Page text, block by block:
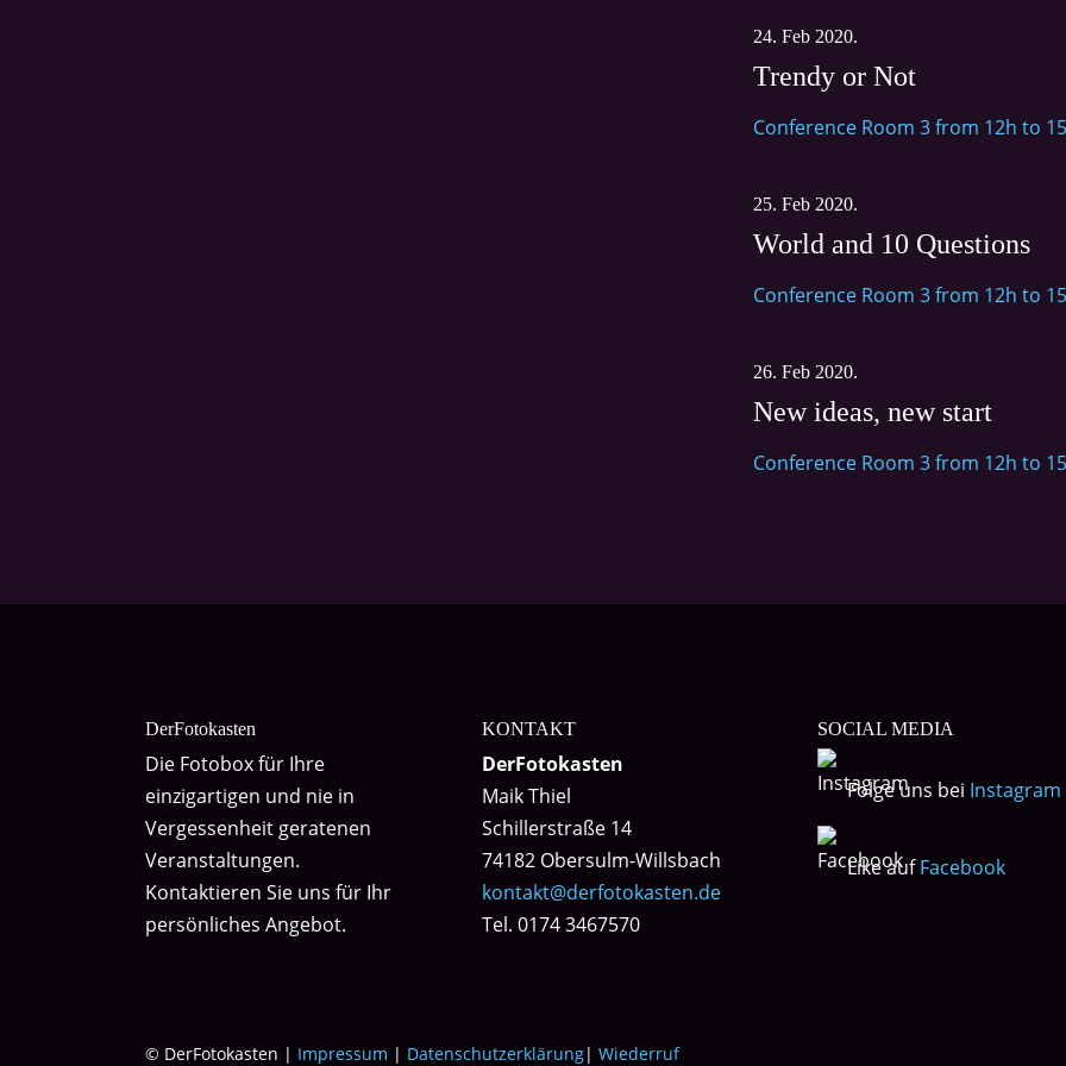
24. Feb 2020.
Trendy or Not
Conference Room 3 from 12h to
25. Feb 2020.
World and 10 Questions
Conference Room 3 from 12h to
26. Feb 2020.
New ideas, new start
Conference Room 3 from 12h to
DerFotokasten
Die Fotobox für Ihre
einzigartigen und nie in
Vergessenheit geratenen
Veranstaltungen.
Kontaktieren Sie uns für Ihr
persönliches Angebot.
KONTAKT
DerFotokasten
Maik Thiel
Schillerstraße 14
74182 Obersulm-Willsbach
kontakt@derfotokasten.de
Tel. 0174 3467570
SOCIAL MEDIA
Folge uns bei Instagram
Like aufFacebook
© DerFotokasten | Impressum | Datenschutzerklärung| Wiederruf